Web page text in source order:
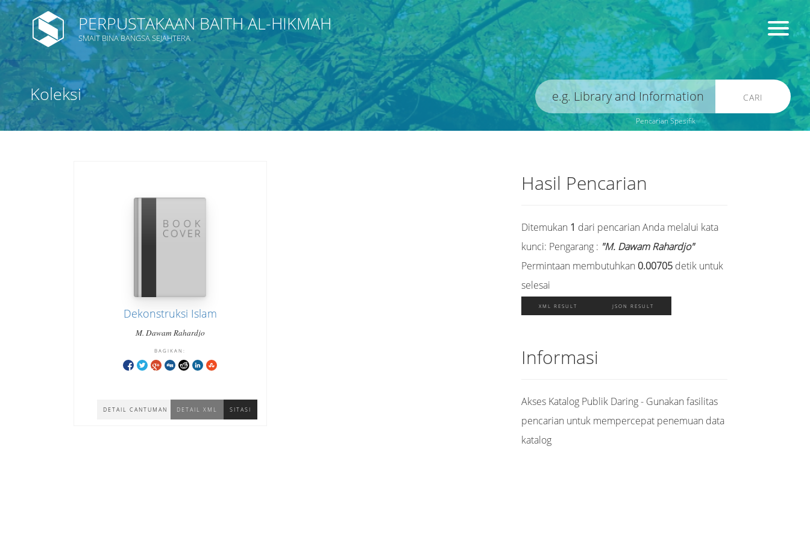
PERPUSTAKAAN BAITH AL-HIKMAH
SMAIT BINA BANGSA SEJAHTERA
Koleksi CARI
Pencarian Spesifik
Dekonstruksi Islam
M. Dawam Rahardjo
DETAIL CANTUMAN DETAIL XML SITASI
BAGIKAN:
Hasil Pencarian
Ditemukan 1 dari pencarian Anda melalui kata
kunci: Pengarang : "M. Dawam Rahardjo"
Permintaan membutuhkan 0.00705 detik untuk
selesai
XML RESULT JSON RESULT
Informasi
Akses Katalog Publik Daring - Gunakan fasilitas
pencarian untuk mempercepat penemuan data
katalog
Judul Pengarang
Subjek ISBN/ISSN